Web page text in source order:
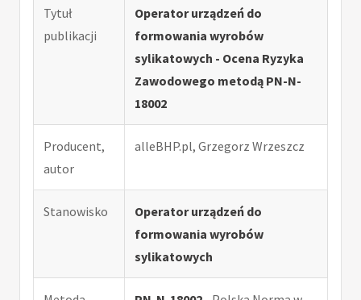
Tytuł
publikacji
Operator urządzeń do
formowania wyrobów
sylikatowych - Ocena Ryzyka
Zawodowego metodą PN-N-
18002
Producent,
autor
alleBHP.pl, Grzegorz Wrzeszcz
Stanowisko
Operator urządzeń do
formowania wyrobów
sylikatowych